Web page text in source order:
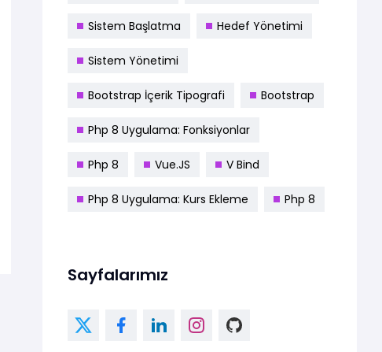
Sistem Başlatma Hedef Yönetimi
Sistem Yönetimi
Bootstrap İçerik Tipografi Bootstrap
Php 8 Uygulama: Fonksiyonlar
Php 8 Vue.JS V Bind
Php 8 Uygulama: Kurs Ekleme Php 8
Sayfalarımız